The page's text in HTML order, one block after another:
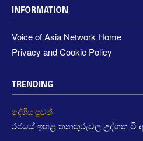
INFORMATION
Voice of Asia Network Home
Privacy and Cookie Policy
TRENDING
දේශීය පුවත්
රජයේ ඉහළ තනතුරුවල උද්ගත වී